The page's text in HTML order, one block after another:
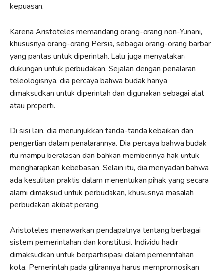
kepuasan.
Karena Aristoteles memandang orang-orang non-Yunani,
khususnya orang-orang Persia, sebagai orang-orang barbar
yang pantas untuk diperintah. Lalu juga menyatakan
dukungan untuk perbudakan. Sejalan dengan penalaran
teleologisnya, dia percaya bahwa budak hanya
dimaksudkan untuk diperintah dan digunakan sebagai alat
atau properti.
Di sisi lain, dia menunjukkan tanda-tanda kebaikan dan
pengertian dalam penalarannya. Dia percaya bahwa budak
itu mampu beralasan dan bahkan memberinya hak untuk
mengharapkan kebebasan. Selain itu, dia menyadari bahwa
ada kesulitan praktis dalam menentukan pihak yang secara
alami dimaksud untuk perbudakan, khususnya masalah
perbudakan akibat perang.
Aristoteles menawarkan pendapatnya tentang berbagai
sistem pemerintahan dan konstitusi. Individu hadir
dimaksudkan untuk berpartisipasi dalam pemerintahan
kota. Pemerintah pada gilirannya harus mempromosikan